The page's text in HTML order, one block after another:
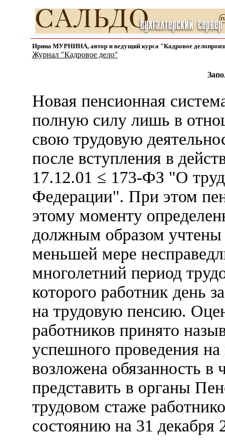
Ирина МУРНИНА, автор и ведущий курса "Кадровое
Журнал "Кадровое дело"
Новая пенсионная
полную силу лишь в
свою трудовую
после вступления в
17.12.01 ≤ 173-ФЗ "О
Федерации". При этом
этому моменту
должным образом
меньшей мере
многолетний период
которого работник день
на трудовую пенсию.
работников принято
успешного проведения
возложена обязанность в
представить в органы
трудовом стаже
состоянию на 31 декабря